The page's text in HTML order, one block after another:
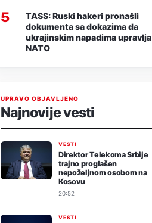
5
TASS: Ruski hakeri pronašli
dokumenta sa dokazima da
ukrajinskim napadima upravlja
NATO
UPRAVO OBJAVLJENO
Najnovije vesti
VESTI
Direktor Telekoma Srbije
trajno proglašen
nepoželjnom osobom na
Kosovu
20:52
VESTI